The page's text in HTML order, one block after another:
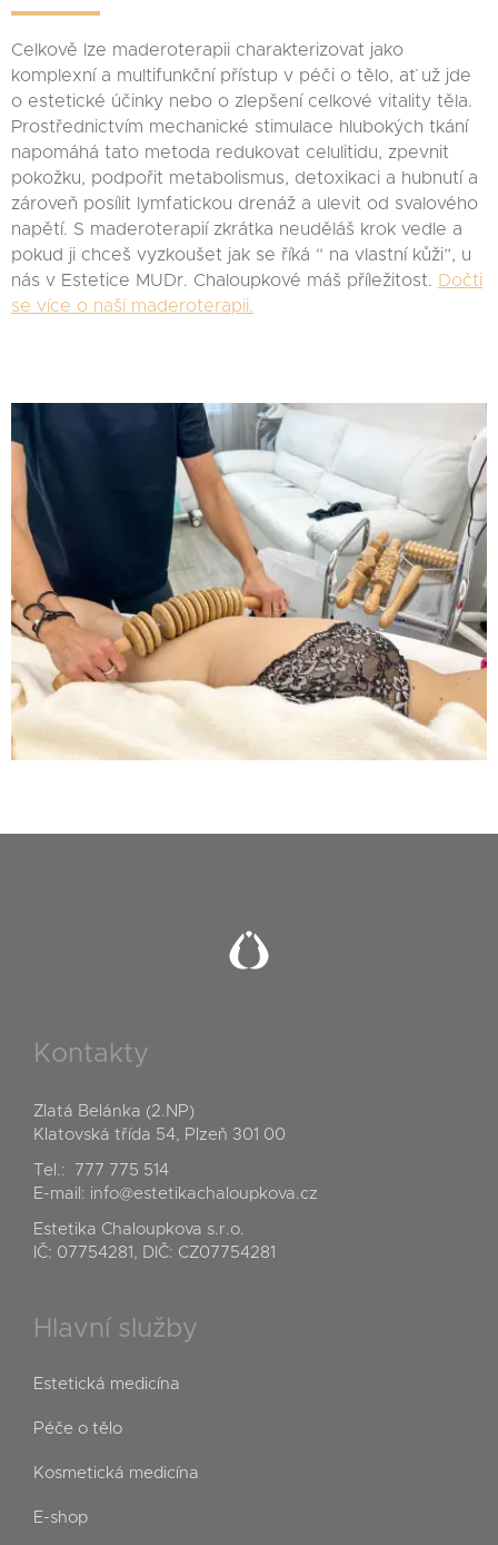
Celkově lze maderoterapii charakterizovat jako
komplexní a multifunkční přístup v péči o tělo, ať už jde
o estetické účinky nebo o zlepšení celkové vitality těla.
Prostřednictvím mechanické stimulace hlubokých tkání
napomáhá tato metoda redukovat celulitidu, zpevnit
pokožku, podpořit metabolismus, detoxikaci a hubnutí a
zároveň posílit lymfatickou drenáž a ulevit od svalového
napětí. S maderoterapií zkrátka neuděláš krok vedle a
pokud ji chceš vyzkoušet jak se říká “ na vlastní kůži”, u
nás v Estetice MUDr. Chaloupkové máš příležitost. Dočti
se více o naší maderoterapii.
Kontakty
Zlatá Belánka (2.NP)
Klatovská třída 54, Plzeň 301 00
Tel.:
777 775 514
E-mail: info@estetikachaloupkova.cz
Estetika Chaloupkova s.r.o.
IČ: 07754281, DIČ: CZ07754281
Hlavní služby
Estetická medicína
Péče o tělo
Kosmetická medicína
E-shop